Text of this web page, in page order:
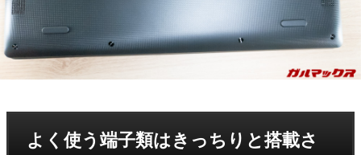
よく使う端子類はきっちりと搭載さ